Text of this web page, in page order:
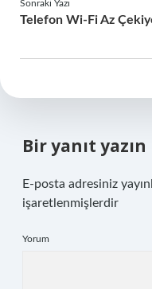
Sonraki Yazı
Telefon Wi-Fi Az
Bir yanıt yazın
E-posta adresiniz
işaretlenmişlerdir
Yorum